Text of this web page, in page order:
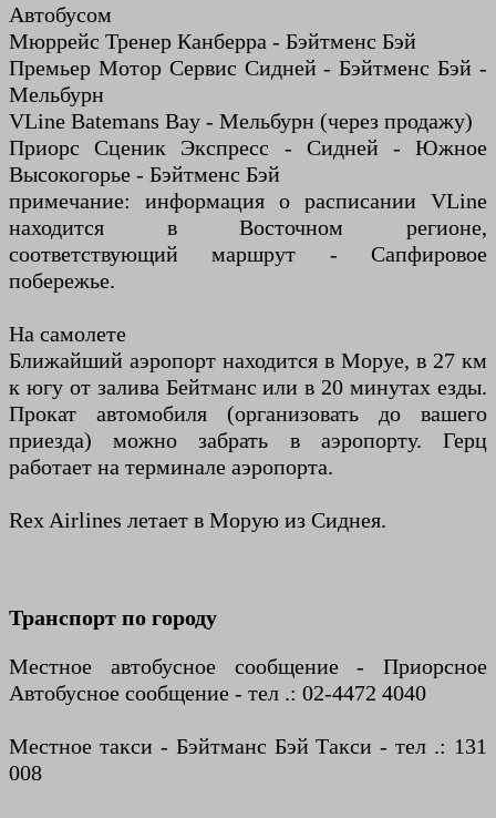
Автобусом
Мюррейс Тренер Канберра - Бэйтменс Бэй
Премьер Мотор Сервис Сидней - Бэйтменс Бэй -
Мельбурн
VLine Batemans Bay - Мельбурн (через продажу)
Приорс Сценик Экспресс - Сидней - Южное
Высокогорье - Бэйтменс Бэй
примечание: информация о расписании VLine
находится в Восточном регионе,
соответствующий маршрут - Сапфировое
побережье.
На самолете
Ближайший аэропорт находится в Моруе, в 27 км
к югу от залива Бейтманс или в 20 минутах езды.
Прокат автомобиля (организовать до вашего
приезда) можно забрать в аэропорту. Герц
работает на терминале аэропорта.
Rex Airlines летает в Морую из Сиднея.
Транспорт по городу
Местное автобусное сообщение - Приорсное
Автобусное сообщение - тел .: 02-4472 4040
Местное такси - Бэйтманс Бэй Такси - тел .: 131
008